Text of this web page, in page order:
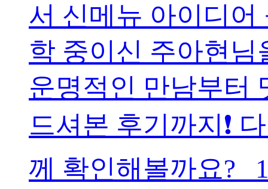
서 신메뉴 아이디
학 중이신 주아현
운명적인 만남부터
드셔본 후기까지❗
께 확인해볼까요?